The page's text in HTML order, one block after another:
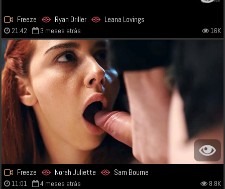
Freeze Ryan Driller Leana Lovings
21:42 3 meses atrás 16K
Freeze Norah Juliette Sam Bourne
11:01 4 meses atrás 8.8K